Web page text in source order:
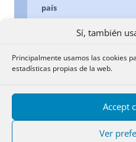
Sí, también
Principalmente usamos las cookies
estadísticas propias de la web.
Accept
Ver
país
Presentado en el
origen
comunitarios y
sobre el destino
España, es
Para su correcta